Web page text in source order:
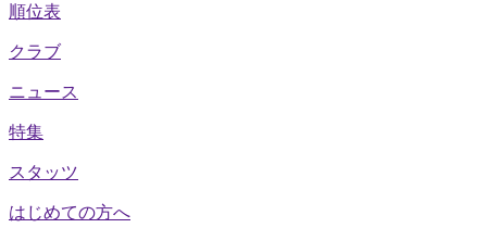
順位表
クラブ
ニュース
特集
スタッツ
はじめての方へ